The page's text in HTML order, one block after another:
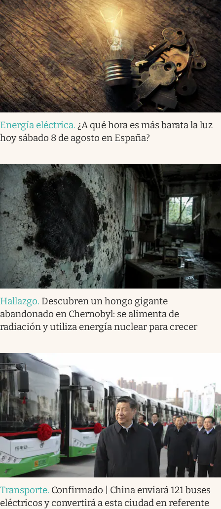
Energía eléctrica. ¿A qué hora es más barata la luz
hoy sábado 8 de agosto en España?
Hallazgo. Descubren un hongo gigante
abandonado en Chernobyl: se alimenta de
radiación y utiliza energía nuclear para crecer
Transporte. Confirmado | China enviará 121 buses
eléctricos y convertirá a esta ciudad en referente